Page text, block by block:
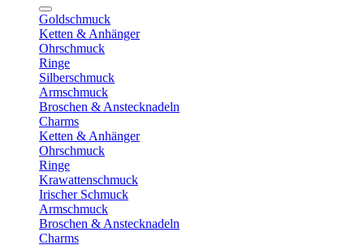
Goldschmuck
Ketten & Anhänger
Ohrschmuck
Ringe
Silberschmuck
Armschmuck
Broschen & Anstecknadeln
Charms
Ketten & Anhänger
Ohrschmuck
Ringe
Krawattenschmuck
Irischer Schmuck
Armschmuck
Broschen & Anstecknadeln
Charms